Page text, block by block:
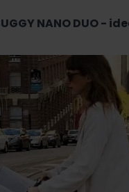
NANO DUO -